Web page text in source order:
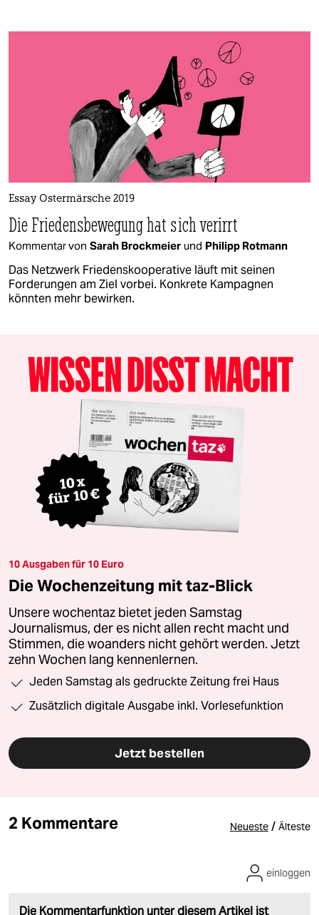
Essay Ostermärsche 2019
Die Friedensbewegung hat sich verirrt
Kommentar von Sarah Brockmeier und Philipp Rotmann
Das Netzwerk Friedenskooperative läuft mit seinen
Forderungen am Ziel vorbei. Konkrete Kampagnen
könnten mehr bewirken.
10 Ausgaben für 10 Euro
Die Wochenzeitung mit taz-Blick
Unsere wochentaz bietet jeden Samstag
Journalismus, der es nicht allen recht macht und
Stimmen, die woanders nicht gehört werden. Jetzt
zehn Wochen lang kennenlernen.
Jeden Samstag als gedruckte Zeitung frei Haus
Zusätzlich digitale Ausgabe inkl. Vorlesefunktion
Jetzt bestellen
2 Kommentare Neueste / Älteste
Die Kommentarfunktion unter diesem Artikel ist
einloggen